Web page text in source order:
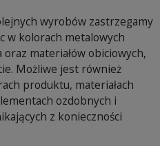
wyrobów zastrzegamy
w kolorach metalowych
materiałów obiciowych,
Możliwe jest również
produktu, materiałach
ozdobnych i
z konieczności